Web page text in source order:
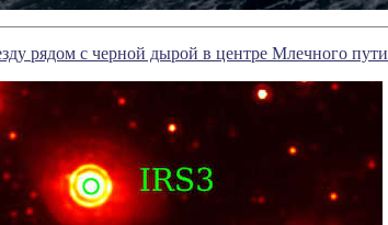
рядом с черной дырой в центре Млечного пути